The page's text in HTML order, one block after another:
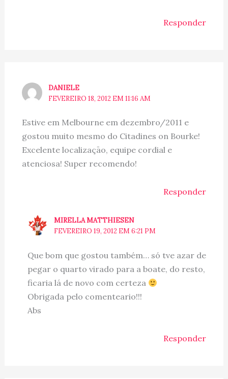
Responder
DANIELE
FEVEREIRO 18, 2012 EM 11:16 AM
Estive em Melbourne em dezembro/2011 e
gostou muito mesmo do Citadines on Bourke!
Excelente localizaçāo, equipe cordial e
atenciosa! Super recomendo!
Responder
MIRELLA MATTHIESEN
FEVEREIRO 19, 2012 EM 6:21 PM
Que bom que gostou também… só tve azar de
pegar o quarto virado para a boate, do resto,
ficaria lá de novo com certeza
Obrigada pelo comenteario!!!
Abs
Responder